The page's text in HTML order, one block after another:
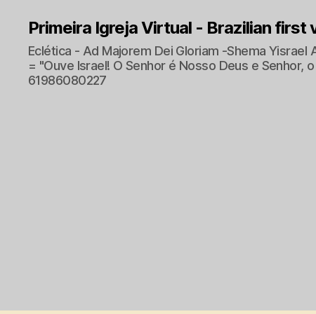
Primeira Igreja Virtual - Brazilian first
Eclética - Ad Majorem Dei Gloriam -Shema Yisrael
= "Ouve Israel! O Senhor é Nosso Deus e Senhor, o
61986080227